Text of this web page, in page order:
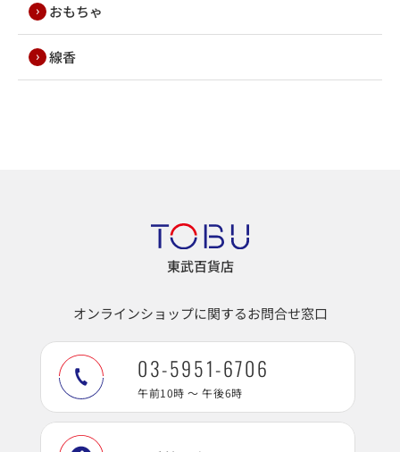
おもちゃ
線香
東武百貨店
オンラインショップに関するお問合せ窓口
03-5951-6706
午前10時 ～ 午後6時